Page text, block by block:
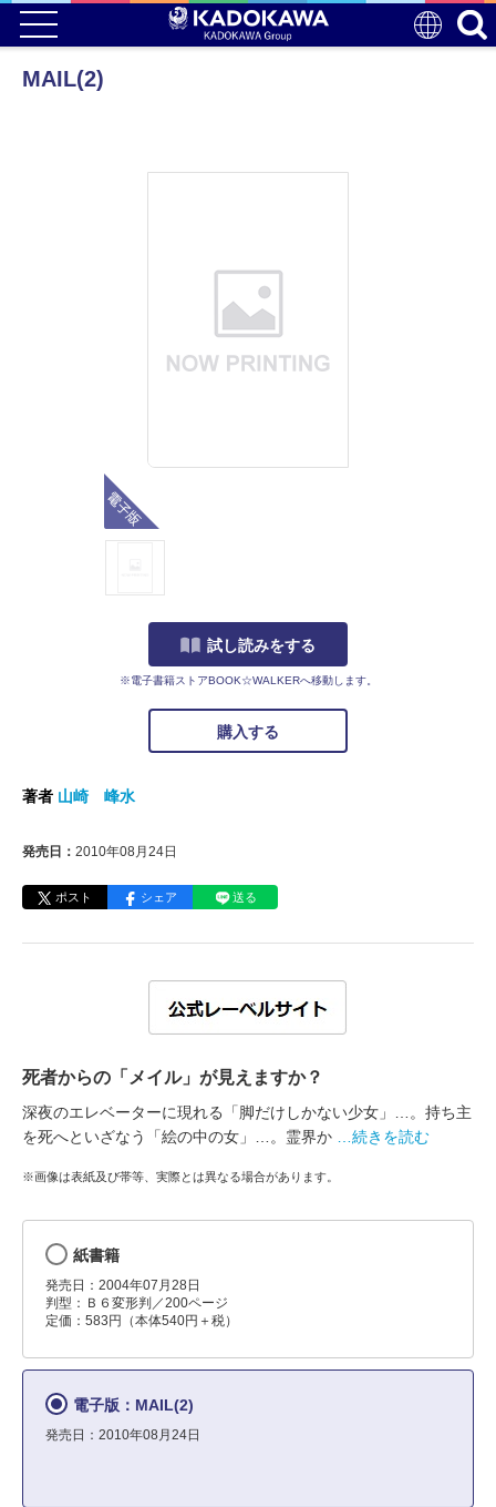
MAIL(2)
試し読みをする
※電子書籍ストアBOOK☆WALKERへ移動します。
購入する
著者 山崎 峰水
発売日： 2010年08月24日
ポスト シェア 送る
死者からの「メイル」が見えますか？
深夜のエレベーターに現れる「脚だけしかない少女」…。持ち主
を死へといざなう「絵の中の女」…。霊界か
…続きを読む
※画像は表紙及び帯等、実際とは異なる場合があります。
紙書籍
発売日：2004年07月28日
判型：Ｂ６変形判／200ページ
定価：583円（本体540円＋税）
電子版：MAIL(2)
発売日：2010年08月24日